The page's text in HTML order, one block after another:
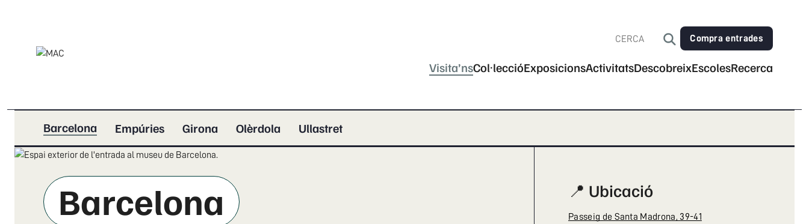
Compra entrades
Visita’nsCol·leccióExposicionsActivitatsDescobreixEscolesRecerca
Barcelona Empúries Girona Olèrdola Ullastret
Barcelona 📍 Ubicació
Passeig de Santa Madrona, 39-41